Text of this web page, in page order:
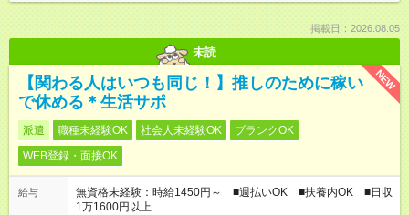
掲載日：2026.08.05
未読
NEW
【関わる人はいつも同じ！】推しのために稼い
で休める＊生活サポ
派遣 職種未経験OK 社会人未経験OK
ブランクOK
WEB登録・面接OK
給与
無資格未経験：時給1450円～ ■週払いOK ■扶養内OK ■日収
1万1600円以上